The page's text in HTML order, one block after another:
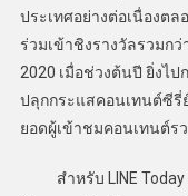
ประเทศอย่างต่อเนื่องตล
ร่วมเข้าชิงรางวัลรวมกว่
2020 เมื่อช่วงต้นปี ยิ่งไ
ปลุกกระแสคอนเทนต์ซีรี่
ยอดผู้เข้าชมคอนเทนต์ร
สำหรับ LINE Today